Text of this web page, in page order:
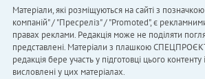
Матеріали, які розміщуються на сайті з
компаній" / "Пресреліз" / "Promoted", є
правах реклами. Редакція може не поділяти
представлені. Матеріали з плашкою
редакція бере участь у підготовці цього контенту
висловлені у цих матеріалах.